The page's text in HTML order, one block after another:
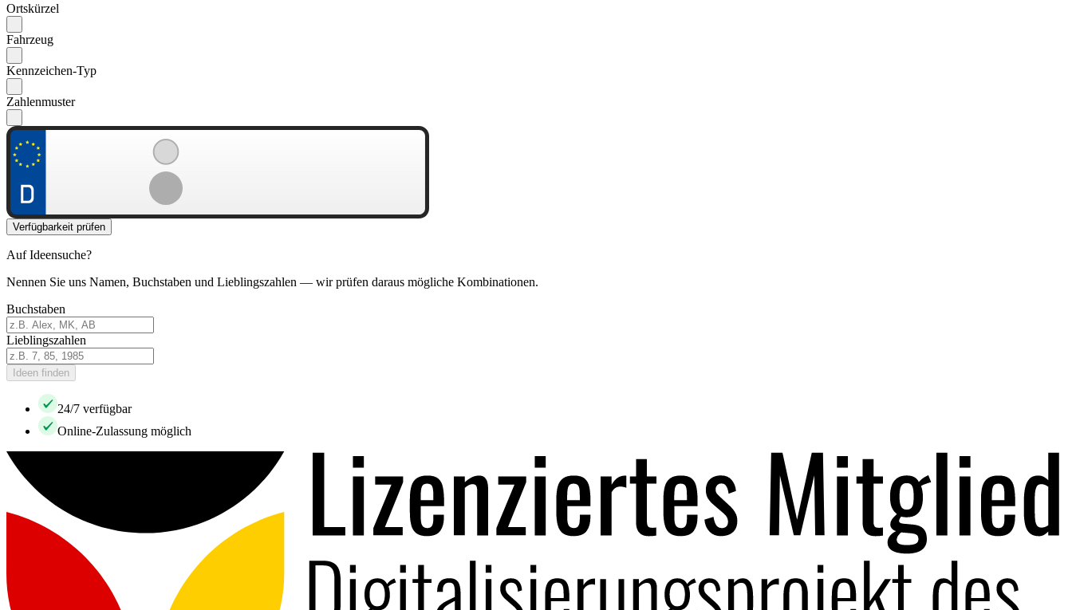
Ortskürzel
Fahrzeug
Kennzeichen-Typ
Zahlenmuster
Verfügbarkeit prüfen
Auf Ideensuche?
Nennen Sie uns Namen, Buchstaben und Lieblingszahlen — wir prüfen daraus mögliche Kombinationen.
Buchstaben
Lieblingszahlen
Ideen finden
24/7 verfügbar
Online-Zulassung möglich